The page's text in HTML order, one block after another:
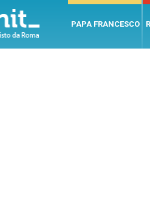
PAPA FRANCESCO